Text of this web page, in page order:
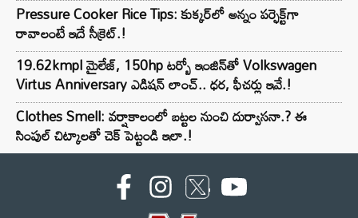
Pressure Cooker Rice Tips: కుక్కర్‌లో అన్నం పర్ఫెక్ట్‌గా
రావాలంటే ఇదే సీక్రెట్.!
19.62kmpl మైలేజ్, 150hp టర్బో ఇంజిన్‌తో Volkswagen
Virtus Anniversary ఎడిషన్ లాంచ్.. ధర, ఫీచర్లు ఇవే.!
Clothes Smell: వర్షాకాలంలో బట్టల నుంచి దుర్వాసనా.? ఈ
సింపుల్ చిట్కాలతో చెక్ పెట్టండి ఇలా.!